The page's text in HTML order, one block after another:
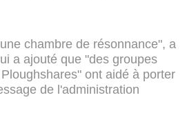
chambre de résonnance", a
a ajouté que "des groupes
ont aidé à porter
de l'administration